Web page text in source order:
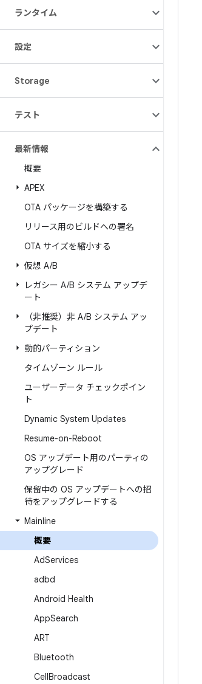
ランタイム
設定
Storage
テスト
最新情報
概要
APEX
OTA パッケージを構築する
リリース用のビルドへの署名
OTA サイズを縮小する
仮想 A/B
レガシー A/B システム アップデ
ート
（非推奨）非 A/B システム アッ
プデート
動的パーティション
タイムゾーン ルール
ユーザーデータ チェックポイン
ト
Dynamic System Updates
Resume-on-Reboot
OS アップデート用のパーティの
アップグレード
保留中の OS アップデートへの招
待をアップグレードする
Mainline
概要
AdServices
adbd
Android Health
AppSearch
ART
Bluetooth
CellBroadcast